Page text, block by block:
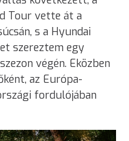
Tour vette át a
s a Hyundai
szereztem egy
végén. Eközben
az Európa-
fordulójában